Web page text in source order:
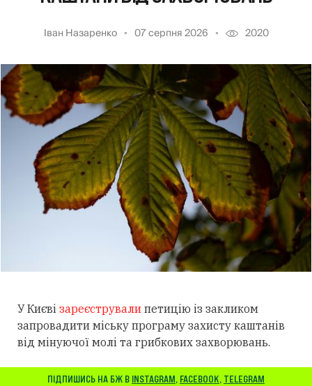
Іван Назаренко 07 серпня 2026 2020
У Києві зареєстрували петицію із закликом
запровадити міську програму захисту каштанів
від мінуючої молі та грибкових захворювань.
ПІДПИШИСЬ НА БЖ В INSTAGRAM, FACEBOOK, TELEGRAM